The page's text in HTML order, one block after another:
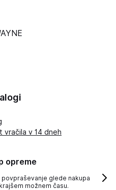
vračila v 14 dneh
opreme
povpraševanje glede nakupa
možnem času.